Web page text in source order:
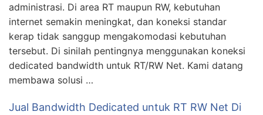
administrasi. Di area RT maupun RW, kebutuhan
internet semakin meningkat, dan koneksi standar
kerap tidak sanggup mengakomodasi kebutuhan
tersebut. Di sinilah pentingnya menggunakan koneksi
dedicated bandwidth untuk RT/RW Net. Kami datang
membawa solusi …
Jual Bandwidth Dedicated untuk RT RW Net Di